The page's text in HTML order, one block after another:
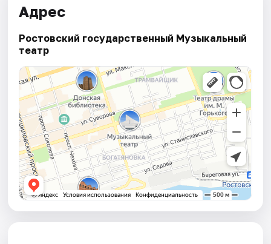
Адрес
Ростовский государственный Музыкальный
театр